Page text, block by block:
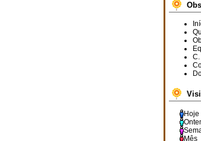
Avisa-se
o
os seus
agosto
O6.º B
letivo
Dar o
Hoje
Mês